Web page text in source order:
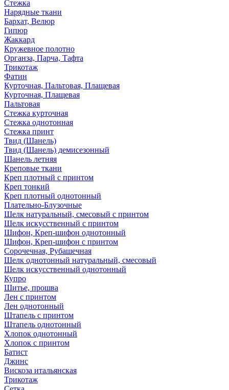
Стежка
Нарядные ткани
Бархат, Велюр
Гипюр
Жаккард
Кружевное полотно
Органза, Парча, Тафта
Трикотаж
Фатин
Курточная, Пальтовая, Плащевая
Курточная, Плащевая
Пальтовая
Стежка курточная
Стежка однотонная
Стежка принт
Твид (Шанель)
Твид (Шанель) демисезонный
Шанель летняя
Креповые ткани
Креп плотный с принтом
Креп тонкий
Креп плотный однотонный
Плательно-Блузочные
Шелк натуральный, смесовый с принтом
Шелк искусственный с принтом
Шифон, Креп-шифон однотонный
Шифон, Креп-шифон с принтом
Сорочечная, Рубашечная
Шелк однотонный натуральный, смесовый
Шелк искусственный однотонный
Купро
Шитье, прошва
Лен с принтом
Лен однотонный
Штапель с принтом
Штапель однотонный
Хлопок однотонный
Хлопок с принтом
Батист
Джинс
Вискоза итальянская
Трикотаж